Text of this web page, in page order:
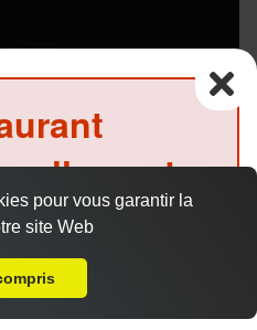
livraison sur Rennes ZI
(35000)
Compte
midi
possible)
pour vous garantir la
site Web